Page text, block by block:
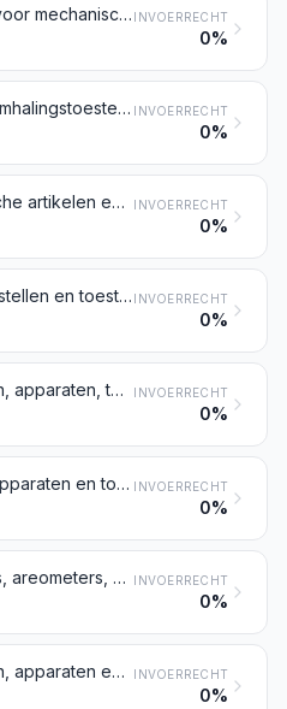
Toestellen voor mechanische therapie; toestellen voor massage; toestellen voor psychotechniek; toestellen voor ozontherapie, voor oxygeentherapie, voor aerosoltherapie, toestellen voor kunstmatige ademhaling en andere therapeutische ademhalingstoestellen INVOERRECHT
0%
Andere ademhalingstoestellen en gasmaskers, andere dan beschermingsmaskers zonder mechanische delen of vervangbare filters INVOERRECHT
0%
Orthopedische artikelen en toestellen, daaronder begrepen medisch-chirurgische gordels en banden, alsmede krukken; breukspalken en andere artikelen en apparaten voor de behandeling van breuken in het beendergestel; prothesen; hoorapparaten voor hardhorigen en andere voor het verhelpen of verlichten van gebreken of van kwalen dienende apparatuur, die door de patiënt in de hand wordt gehouden of op andere wijze wordt gedragen, dan wel wordt ingeplant INVOERRECHT
0%
Röntgentoestellen en toestellen waarbij gebruik wordt gemaakt van alfa-, bèta- gamma- of andere ioniserende stralen, ook indien voor medisch, chirurgisch, tandheelkundig of veeartsenijkundig gebruik, daaronder begrepen toestellen voor radiografie of voor radiotherapie, voor het gebruik in of met vorengenoemde toestellen bestemde röntgenbuizen en andere röntgenstraalgeneratoren, spanningsgeneratoren, bedieningslessenaars, schermen, tafels, stoelen en dergelijke artikelen voor onderzoek of behandeling INVOERRECHT
0%
Instrumenten, apparaten, toestellen en modellen, bestemd voor het geven van demonstraties (bijvoorbeeld voor onderwijs of voor tentoonstellingen), niet bruikbaar voor andere doeleinden INVOERRECHT
0%
Machines, apparaten en toestellen voor onderzoek van de hardheid, de trekvastheid, de samendrukbaarheid, de rekbaarheid of andere mechanische eigenschappen van materialen (bijvoorbeeld metaal, hout, textiel, papier, kunststof) INVOERRECHT
0%
Densimeters, areometers, vochtwegers en dergelijke drijvende instrumenten, thermometers, pyrometers, barometers, hygrometers en psychrometers, ook indien zelfregistrerend; combinaties van deze instrumenten INVOERRECHT
0%
Instrumenten, apparaten en toestellen voor het meten of het verifiëren van de doorstroming, het peil, de druk of andere variabele karakteristieken van vloeistoffen of van gassen (bijvoorbeeld doorstromingsmeters, peiltoestellen, manometers, warmteverbruiksmeters), andere dan instrumenten, apparaten en toestellen, bedoeld bij de posten 9014, 9015, 9028 en 9032 INVOERRECHT
0%